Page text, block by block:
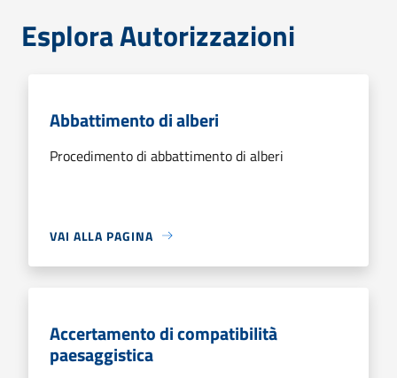
Esplora Autorizzazioni
Abbattimento di alberi
Procedimento di abbattimento di alberi
VAI ALLA PAGINA
Accertamento di compatibilità
paesaggistica